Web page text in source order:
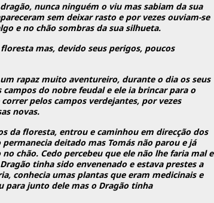
nunca ninguém o viu mas sabiam da sua
sem deixar rasto e por vezes ouviam-se
e no chão sombras da sua silhueta.
mas, devido seus perigos, poucos
rapaz muito aventureiro, durante o dia os seus
do nobre feudal e ele ia brincar para o
pelos campos verdejantes, por vezes
novas.
da floresta, entrou e caminhou em direcção dos
deitado mas Tomás não parou e já
chão. Cedo percebeu que ele não lhe faria mal e
tinha sido envenenado e estava prestes a
conhecia umas plantas que eram medicinais e
para junto dele mas o Dragão tinha